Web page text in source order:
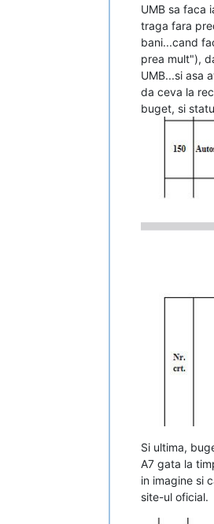
UMB sa faca
traga fara
bani...cand
prea mult"),
UMB...si asa
da ceva la
buget, si
Si ultima,
A7 gata la
in imagine si
site-ul oficial.